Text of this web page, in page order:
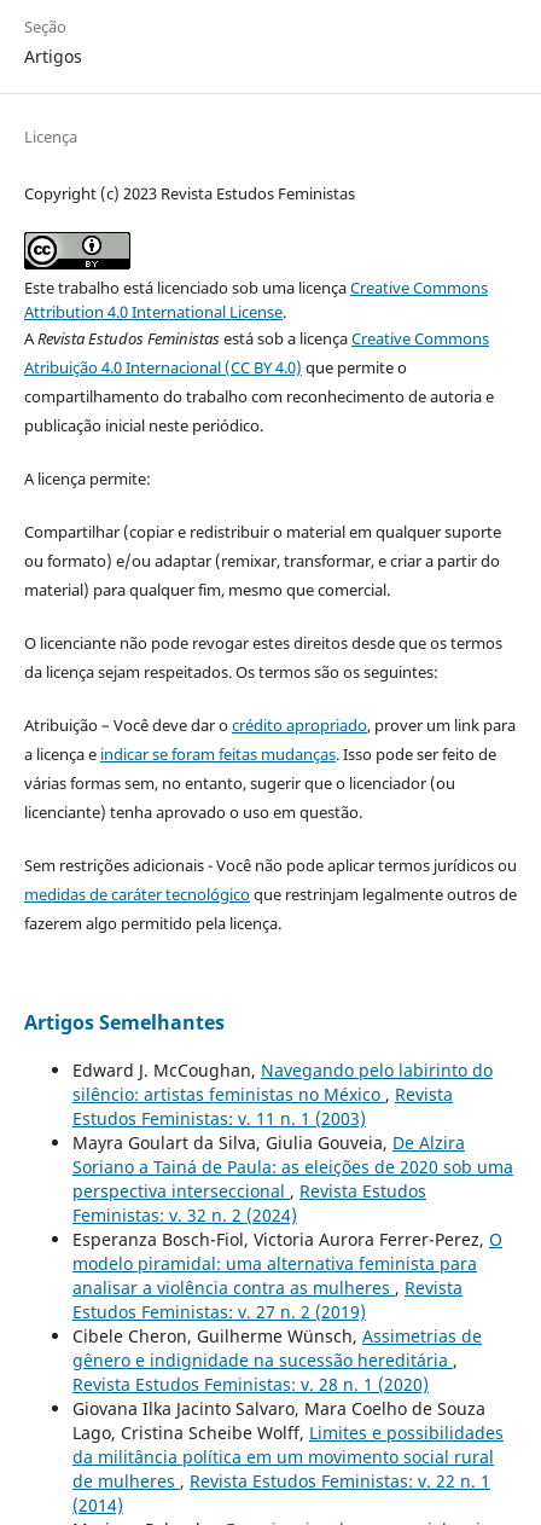
Seção
Artigos
Licença
Copyright (c) 2023 Revista Estudos Feministas
Este trabalho está licenciado sob uma licençaCreative Commons
Attribution 4.0 International License.
ARevista Estudos Feministasestá sob a licençaCreative Commons
Atribuição 4.0 Internacional (CC BY 4.0) que permite o
compartilhamento do trabalho com reconhecimento de autoria e
publicação inicial neste periódico.
A licença permite:
Compartilhar (copiar e redistribuir o material em qualquer suporte
ou formato) e/ou adaptar (remixar, transformar, e criar a partir do
material) para qualquer fim, mesmo que comercial.
O licenciante não pode revogar estes direitos desde que os termos
da licença sejam respeitados. Os termos são os seguintes:
Atribuição – Você deve dar ocrédito apropriado, prover um link para
a licença e indicar se foram feitas mudanças. Isso pode ser feito de
várias formas sem, no entanto, sugerir que o licenciador (ou
licenciante) tenha aprovado o uso em questão.
Sem restrições adicionais - Você não pode aplicar termos jurídicos ou
medidas de caráter tecnológicoque restrinjam legalmente outros de
fazerem algo permitido pela licença.
Artigos Semelhantes
Edward J. McCoughan, Navegando pelo labirinto do
silêncio: artistas feministas no México , Revista
Estudos Feministas: v. 11 n. 1 (2003)
Mayra Goulart da Silva, Giulia Gouveia, De Alzira
Soriano a Tainá de Paula: as eleições de 2020 sob uma
perspectiva interseccional , Revista Estudos
Feministas: v. 32 n. 2 (2024)
Esperanza Bosch-Fiol, Victoria Aurora Ferrer-Perez, O
modelo piramidal: uma alternativa feminista para
analisar a violência contra as mulheres , Revista
Estudos Feministas: v. 27 n. 2 (2019)
Cibele Cheron, Guilherme Wünsch, Assimetrias de
gênero e indignidade na sucessão hereditária ,
Revista Estudos Feministas: v. 28 n. 1 (2020)
Giovana Ilka Jacinto Salvaro, Mara Coelho de Souza
Lago, Cristina Scheibe Wolff, Limites e possibilidades
da militância política em um movimento social rural
de mulheres , Revista Estudos Feministas: v. 22 n. 1
(2014)